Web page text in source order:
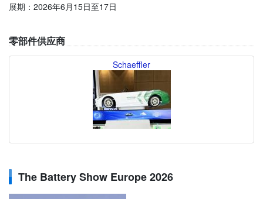
展期：2026年6月15日至17日
零部件供应商
Schaeffler
The Battery Show Europe 2026